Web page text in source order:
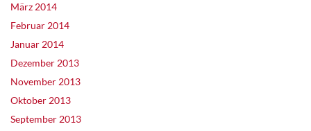
März 2014
Februar 2014
Januar 2014
Dezember 2013
November 2013
Oktober 2013
September 2013